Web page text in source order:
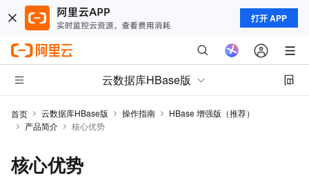
打开 APP
云数据库HBase版
首页 云数据库HBase版 操作指南
HBase 增强版（推荐）
产品简介
核心优势
核心优势